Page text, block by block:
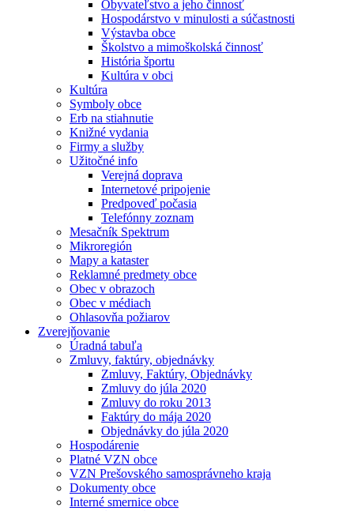
Obyvateľstvo a jeho činnosť
Hospodárstvo v minulosti a súčastnosti
Výstavba obce
Školstvo a mimoškolská činnosť
História športu
Kultúra v obci
Kultúra
Symboly obce
Erb na stiahnutie
Knižné vydania
Firmy a služby
Užitočné info
Verejná doprava
Internetové pripojenie
Predpoveď počasia
Telefónny zoznam
Mesačník Spektrum
Mikroregión
Mapy a kataster
Reklamné predmety obce
Obec v obrazoch
Obec v médiach
Ohlasovňa požiarov
Zverejňovanie
Úradná tabuľa
Zmluvy, faktúry, objednávky
Zmluvy, Faktúry, Objednávky
Zmluvy do júla 2020
Zmluvy do roku 2013
Faktúry do mája 2020
Objednávky do júla 2020
Hospodárenie
Platné VZN obce
VZN Prešovského samosprávneho kraja
Dokumenty obce
Interné smernice obce